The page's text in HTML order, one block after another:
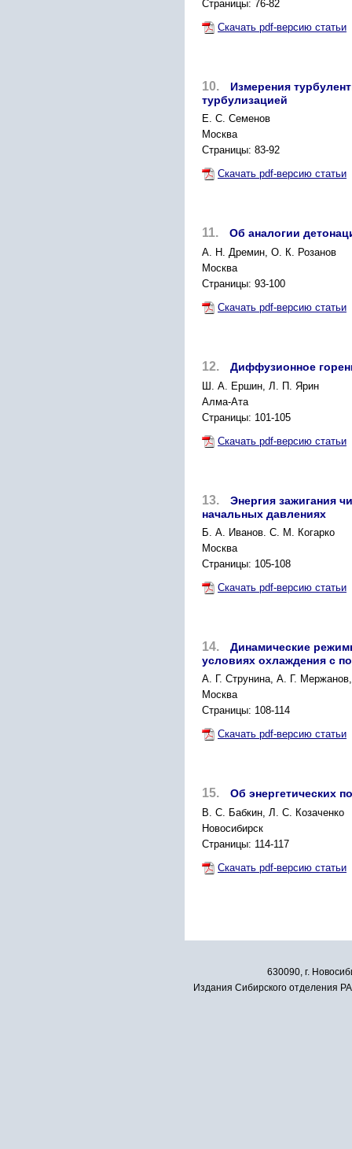
Страницы: 76-82
Скачать pdf-версию статьи
10.
Измерения
турбулизацией
Е. С. Семенов
Москва
Страницы: 83-92
Скачать pdf-версию статьи
11. Об аналогии
А. Н. Дремин, О. К. Розанов
Москва
Страницы: 93-100
Скачать pdf-версию статьи
12. Диффузионное
Ш. А. Ершин, Л. П. Ярин
Алма-Ата
Страницы: 101-105
Скачать pdf-версию статьи
13.
Энергия зажигания
начальных давлениях
Б. А. Иванов. С. М. Когарко
Москва
Страницы: 105-108
Скачать pdf-версию статьи
14.
Динамические
условиях охлаждения с
A. Г. Струнина, А. Г.
Москва
Страницы: 108-114
Скачать pdf-версию статьи
15. Об энергетических
B. С. Бабкин, Л. С. Козаченко
Новосибирск
Страницы: 114-117
Скачать pdf-версию статьи
630090, г.
Издания Сибирского отделения